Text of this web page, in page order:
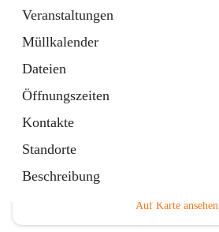
Veranstaltungen
Müllkalender
Dateien
Öffnungszeiten
Kontakte
Standorte
Beschreibung
Auf Karte ansehen